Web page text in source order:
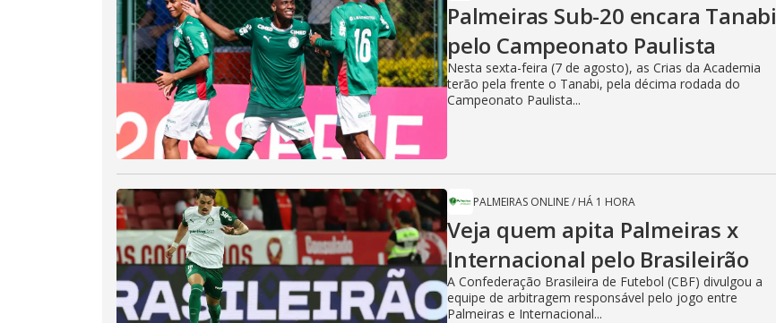
Palmeiras Sub-20 encara Tanabi
pelo Campeonato Paulista
Nesta sexta-feira (7 de agosto), as Crias da Academia
terão pela frente o Tanabi, pela décima rodada do
Campeonato Paulista...
PALMEIRAS ONLINE/ HÁ 1 HORA
Veja quem apita Palmeiras x
Internacional pelo Brasileirão
A Confederação Brasileira de Futebol (CBF) divulgou a
equipe de arbitragem responsável pelo jogo entre
Palmeiras e Internacional...